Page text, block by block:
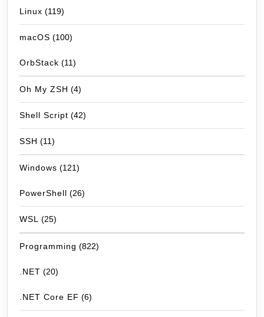
Linux (119)
macOS (100)
OrbStack (11)
Oh My ZSH (4)
Shell Script (42)
SSH (11)
Windows (121)
PowerShell (26)
WSL (25)
Programming (822)
.NET (20)
.NET Core EF (6)